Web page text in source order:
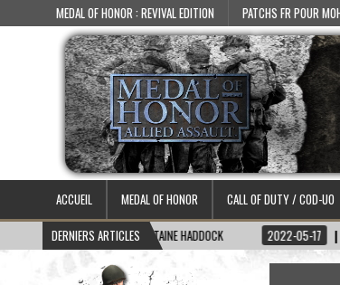
MEDAL OF HONOR : REVIVAL EDITION PATCHS FR POUR
ACCUEIL MEDAL OF HONOR CALL OF DUTY / COD-UO
DERNIERS ARTICLES
SKIN CAPITAINE HADDOCK 2022-05-17 MOD